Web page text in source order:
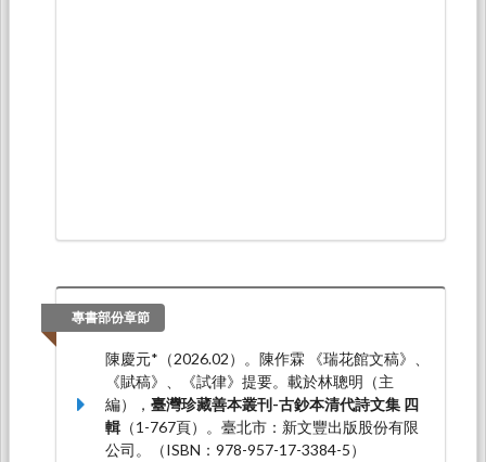
專書部份章節
陳慶元*（2026.02）。陳作霖 《瑞花館文稿》、
《賦稿》、《試律》提要。載於林聰明（主
編）， 臺灣珍藏善本叢刊-古鈔本清代詩文集 四
輯 （1-767頁）。臺北市：新文豐出版股份有限
公司。（ISBN：978-957-17-3384-5）